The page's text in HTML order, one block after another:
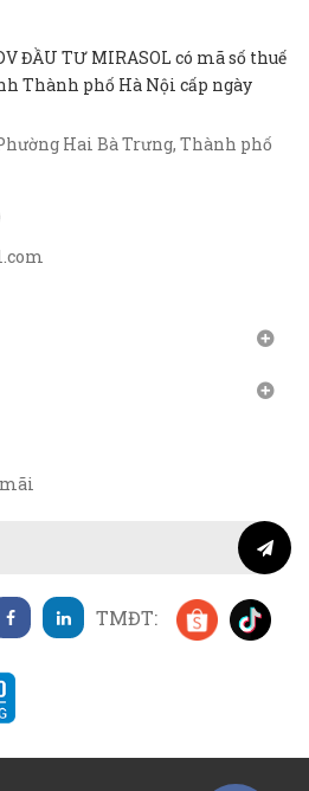
ĐẦU TƯ MIRASOL có mã số thuế
Thành phố Hà Nội cấp ngày
Hai Bà Trưng, Thành phố
TMĐT: